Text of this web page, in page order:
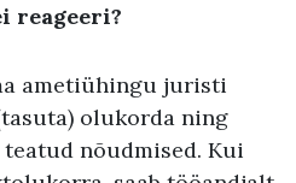
reageeri?
ametiühingu juristi
olukorda ning
nõudmised. Kui